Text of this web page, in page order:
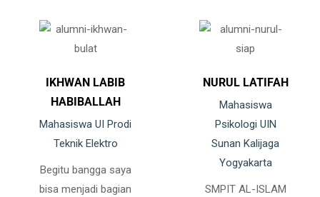
IKHWAN LABIB
HABIBALLAH
Mahasiswa UI Prodi
Teknik Elektro
Begitu bangga saya
bisa menjadi bagian
NURUL LATIFAH
Mahasiswa
Psikologi UIN
Sunan Kalijaga
Yogyakarta
SMPIT AL-ISLAM